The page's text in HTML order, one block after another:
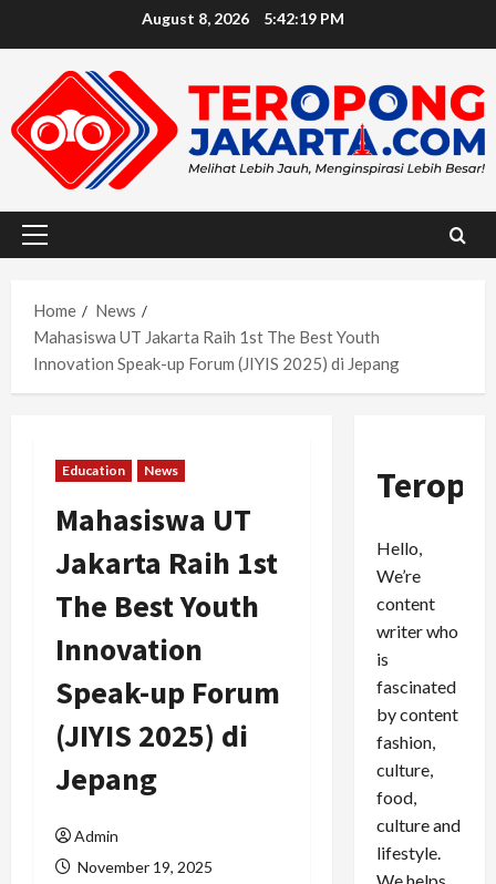
August 8, 2026 5:42:21 PM
Primary
Home
News
Mahasiswa UT Jakarta Raih 1st The Best Youth
Innovation Speak-up Forum (JIYIS 2025) di Jepang
Education News
Mahasiswa UT
Jakarta Raih 1st
The Best Youth
Innovation
Speak-up Forum
(JIYIS 2025) di
Jepang
Admin
November 19, 2025
Hello,
We’re
content
writer who
is
fascinated
by content
fashion,
culture,
food,
culture and
lifestyle.